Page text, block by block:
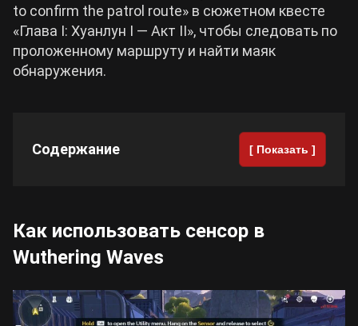
Cyberpunk 2077
Все игры
to confirm the patrol route» в сюжетном квесте
«Глава I: Хуанлун I — Акт II», чтобы следовать по
проложенному маршруту и найти маяк
обнаружения.
Содержание [ Показать ]
Как использовать сенсор в
Wuthering Waves